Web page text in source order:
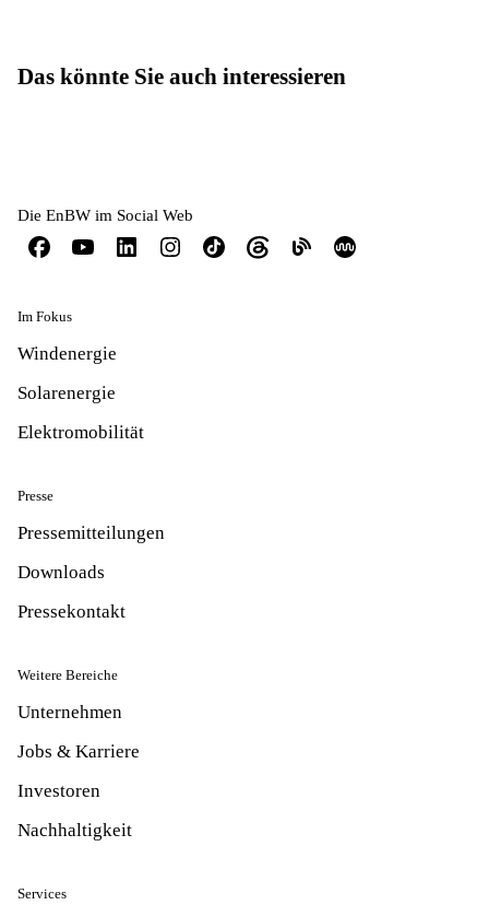
Das könnte Sie auch interessieren
Die EnBW im Social Web
Im Fokus
Windenergie
Solarenergie
Elektromobilität
Presse
Pressemitteilungen
Downloads
Pressekontakt
Weitere Bereiche
Unternehmen
Jobs & Karriere
Investoren
Nachhaltigkeit
Services